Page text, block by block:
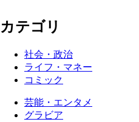
カテゴリ
社会・政治
ライフ・マネー
コミック
芸能・エンタメ
グラビア